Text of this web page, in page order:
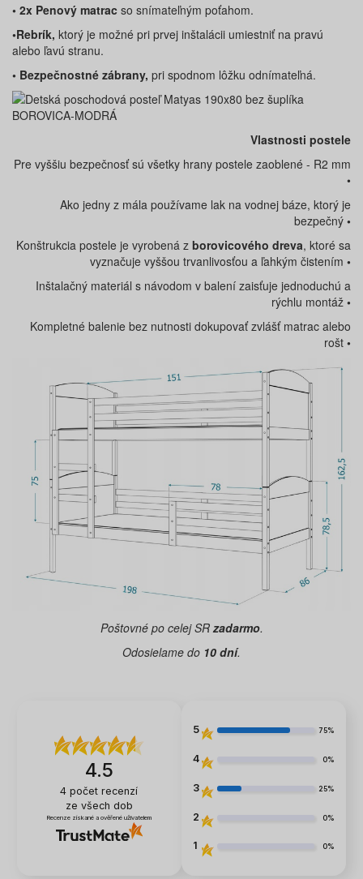
• 2x Penový matrac so snímateľným poťahom.
•Rebrík, ktorý je možné pri prvej inštalácii umiestniť na pravú
alebo ľavú stranu.
• Bezpečnostné zábrany, pri spodnom lôžku odnímateľná.
Vlastnosti postele
Pre vyššiu bezpečnosť sú všetky hrany postele zaoblené - R2 mm
•
Ako jedny z mála používame lak na vodnej báze, ktorý je
bezpečný •
Konštrukcia postele je vyrobená z borovicového dreva, ktoré sa
vyznačuje vyššou trvanlivosťou a ľahkým čistením •
Inštalačný materiál s návodom v balení zaisťuje jednoduchú a
rýchlu montáž •
Kompletné balenie bez nutnosti dokupovať zvlášť matrac alebo
rošt •
Poštovné po celej SRzadarmo.
Odosielame do 10 dní.
4.5
4 počet recenzí
ze všech dob
Recenze získané a ověřené uživatelem
5 75%
4 0%
3 25%
2 0%
1 0%